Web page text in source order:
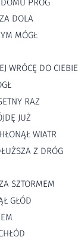
PRÓG
DOLA
MÓGŁ
WRÓCĘ DO CIEBIE
RAZ
JUŻ
WIATR
Z DRÓG
SZTORMEM
GŁÓD